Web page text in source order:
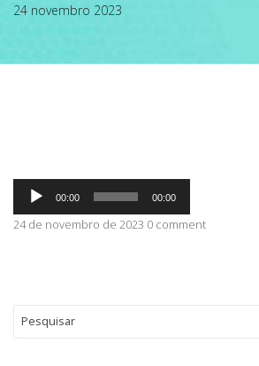
GALERIA
24 novembro 2023
Tocador
áudio
00:00 00:00
24 de novembro de 2023 0 comment